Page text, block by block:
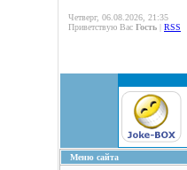
Четверг, 06.08.2026, 21:35
Приветствую Вас Гость | RSS
Меню сайта